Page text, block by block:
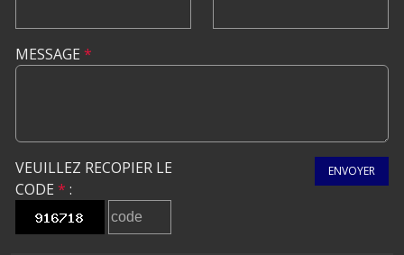
MESSAGE *
VEUILLEZ RECOPIER LE
CODE * :
ENVOYER